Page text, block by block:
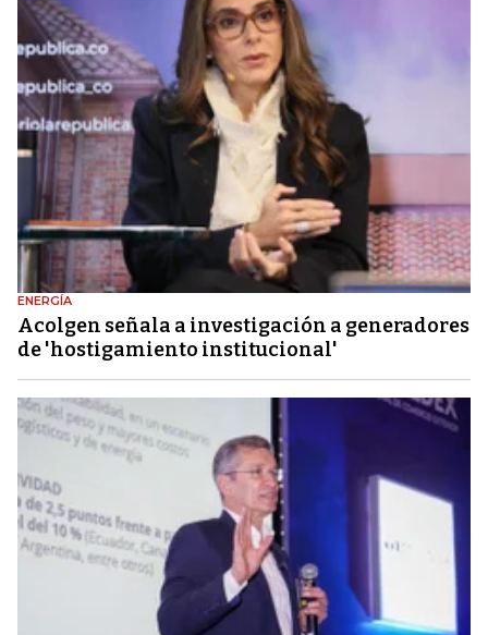
ENERGÍA
Acolgen señala a investigación a generadores
de 'hostigamiento institucional'